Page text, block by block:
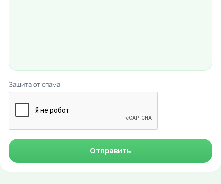
Защита от спама
Отправить